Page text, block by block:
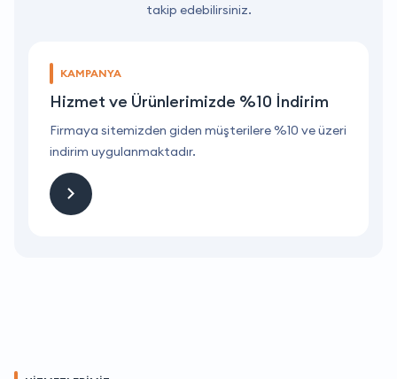
takip edebilirsiniz.
KAMPANYA
Hizmet ve Ürünlerimizde %10 İndirim
Firmaya sitemizden giden müşterilere %10 ve üzeri
indirim uygulanmaktadır.